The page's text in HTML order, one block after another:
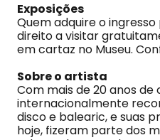
Exposições
Quem adquire o
direito a visitar
em cartaz no Museu.
Sobre o artista
Com mais de 20 anos
internacionalmente
disco e balearic, e suas
hoje, fizeram parte dos